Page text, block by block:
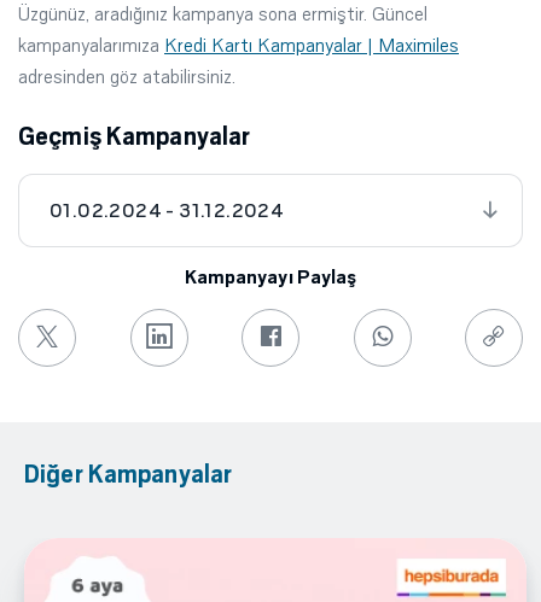
Üzgünüz, aradığınız kampanya sona ermiştir. Güncel
kampanyalarımıza Kredi Kartı Kampanyalar | Maximiles
adresinden göz atabilirsiniz.
Geçmiş Kampanyalar
01.02.2024 - 31.12.2024
Kampanyayı Paylaş
Diğer Kampanyalar